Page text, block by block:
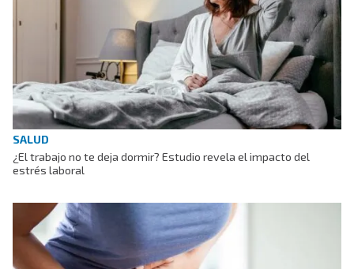
SALUD
¿El trabajo no te deja dormir? Estudio revela el impacto del
estrés laboral